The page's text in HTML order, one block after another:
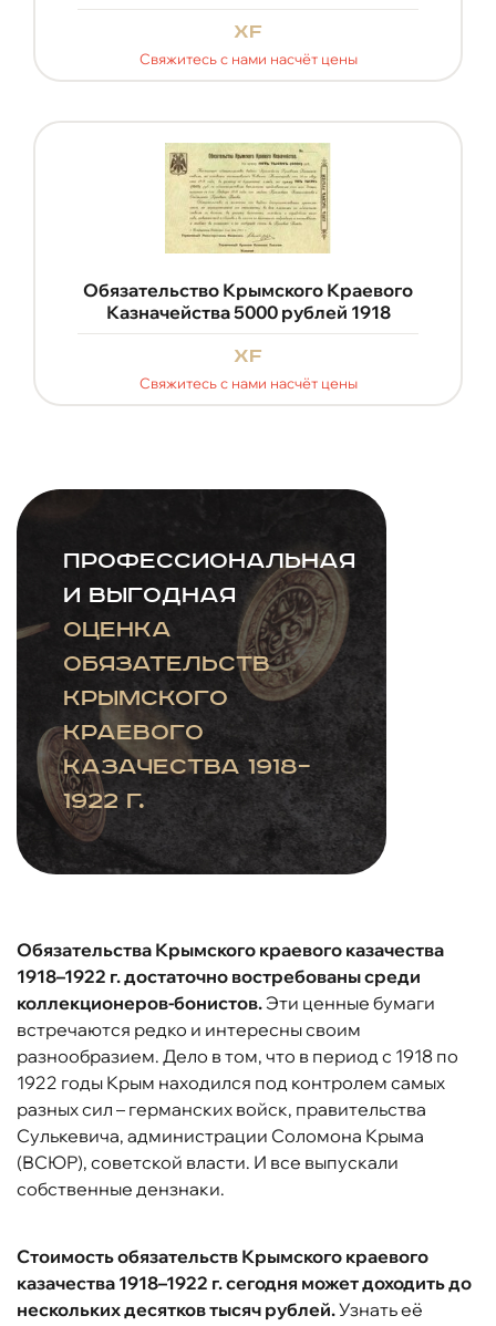
xf
Свяжитесь с нами насчёт цены
Обязательство Крымского Краевого
Казначейства 5000 рублей 1918
xf
Свяжитесь с нами насчёт цены
Профессиональная
и выгодная
оценка
обязательств
Крымского
краевого
казачества 1918–
1922 г.
Обязательства Крымского краевого казачества
1918–1922 г. достаточно востребованы среди
коллекционеров-бонистов.Эти ценные бумаги
встречаются редко и интересны своим
разнообразием. Дело в том, что в период с 1918 по
1922 годы Крым находился под контролем самых
разных сил – германских войск, правительства
Сулькевича, администрации Соломона Крыма
(ВСЮР), советской власти. И все выпускали
собственные дензнаки.
Стоимость обязательств Крымского краевого
казачества 1918–1922 г. сегодня может доходить до
нескольких десятков тысяч рублей.Узнать её